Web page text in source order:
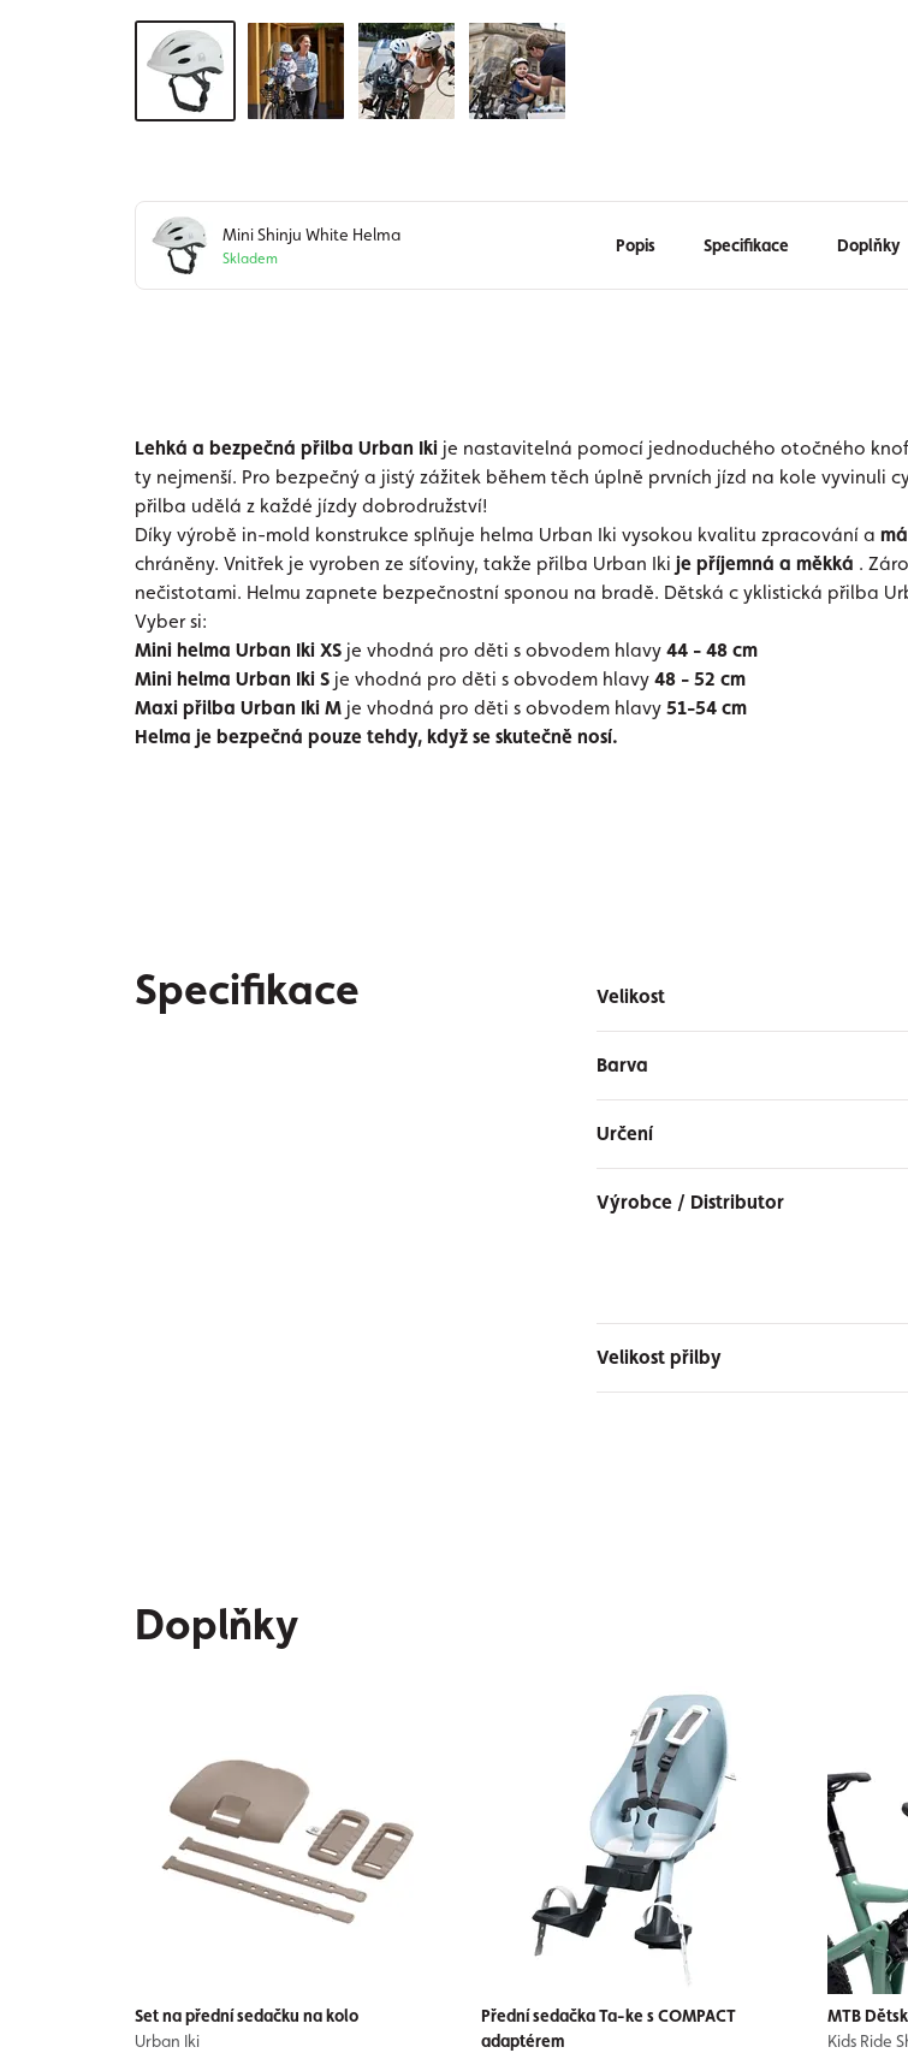
Mini Shinju White Helma
Skladem
Popis Specifikace Doplňky
Lehká a bezpečná přilba Urban Iki je nastavitelná pomocí jednoduchého otočného
ty nejmenší. Pro bezpečný a jistý zážitek během těch úplně prvních jízd na kole vyvinuli
přilba udělá z každé jízdy dobrodružství!
Díky výrobě in-mold konstrukce splňuje helma Urban Iki vysokou kvalitu zpracování a
chráněny. Vnitřek je vyroben ze síťoviny, takže přilba Urban Iki je příjemná a měkká .
nečistotami. Helmu zapnete bezpečnostní sponou na bradě. Dětská c yklistická přilba
Vyber si:
Mini helma Urban Iki XS je vhodná pro děti s obvodem hlavy 44 - 48 cm
Mini helma Urban Iki S je vhodná pro děti s obvodem hlavy 48 - 52 cm
Maxi přilba Urban Iki M je vhodná pro děti s obvodem hlavy 51-54 cm
Helma je bezpečná pouze tehdy, když se skutečně nosí.
Specifikace Velikost
Barva
Určení
Výrobce / Distributor
Velikost přilby
Doplňky
Set na přední sedačku na kolo
Urban Iki
Přední sedačka Ta-ke s COMPACT
adaptérem
MTB
Kids Ride